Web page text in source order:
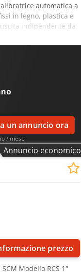
automatica a
in legno, plastica e
indipendente da
Larghezza di
massima pezzo
del nastro
motore 5 Hp Cedpfx
grana 100
un annuncio ora
/ mese
Annuncio economico
prezzo
Modello RCS 1°